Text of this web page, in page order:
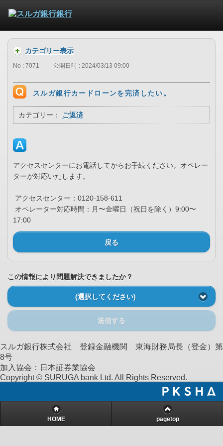
カテゴリー表示
No : 7071 公開日時 : 2024/03/13 09:00
スルガ銀行カードローンを完済したい。
カテゴリー： ご返済
アクセスセンターにお電話してからお手続ください。オペレー
ターが対応いたします。
アクセスセンター：0120-158-611
オペレーター対応時間：月〜金曜日（祝日を除く）9:00〜
17:00
戻る
この情報により問題解決できましたか？
(選択してください)
送信する
スルガ銀行株式会社 登録金融機関 東海財務局長（登金）第
8号
加入協会：日本証券業協会
Copyright © SURUGA bank Ltd. All Rights Reserved.
HOME pagetop